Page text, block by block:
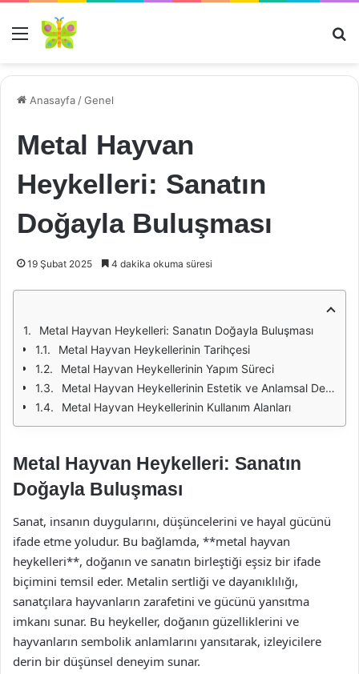
Menü
Anasayfa /Genel
Metal Hayvan
Heykelleri: Sanatın
Doğayla Buluşması
19 Şubat 2025 4 dakika okuma süresi
Metal Hayvan Heykelleri: Sanatın Doğayla Buluşması
Metal Hayvan Heykellerinin Tarihçesi
Metal Hayvan Heykellerinin Yapım Süreci
Metal Hayvan Heykellerinin Estetik ve Anlamsal Değeri
Metal Hayvan Heykellerinin Kullanım Alanları
Metal Hayvan Heykelleri: Sanatın
Doğayla Buluşması
Sanat, insanın duygularını, düşüncelerini ve hayal gücünü
ifade etme yoludur. Bu bağlamda, **metal hayvan
heykelleri**, doğanın ve sanatın birleştiği eşsiz bir ifade
biçimini temsil eder. Metalin sertliği ve dayanıklılığı,
sanatçılara hayvanların zarafetini ve gücünü yansıtma
imkanı sunar. Bu heykeller, doğanın güzelliklerini ve
hayvanların sembolik anlamlarını yansıtarak, izleyicilere
derin bir düşünsel deneyim sunar.